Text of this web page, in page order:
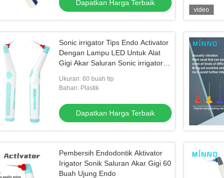
Dapatkan Harga Terbaik
video
Sonic irrigator Tips Endo Activator
Dengan Lampu LED Untuk Alat
Gigi Akar Saluran Sonic irrigator
Ukuran: 60 buah tip
Bahan: Plastik
Dapatkan Harga Terbaik
Pembersih Endodontik Aktivator
Irigator Sonik Saluran Akar Gigi 60
Buah Ujung Endo